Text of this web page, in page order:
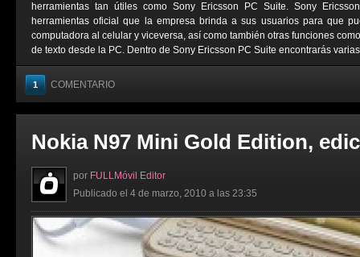
herramientas tan útiles como Sony Ericsson PC Suite. Sony
herramientas oficial que la empresa brinda a sus usuarios para que
computadora al celular y viceversa, así como también otras funciones
de texto desde la PC. Dentro de Sony Ericsson PC Suite encontrarás
1 COMENTARIO
Nokia N97 Mini Gold Edition,
por FULLMóvil Editor
Publicado el 4 de marzo, 2010 a las 23:35